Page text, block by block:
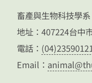
畜產與生物科技學系
地址：407224台中
電話：
Email：